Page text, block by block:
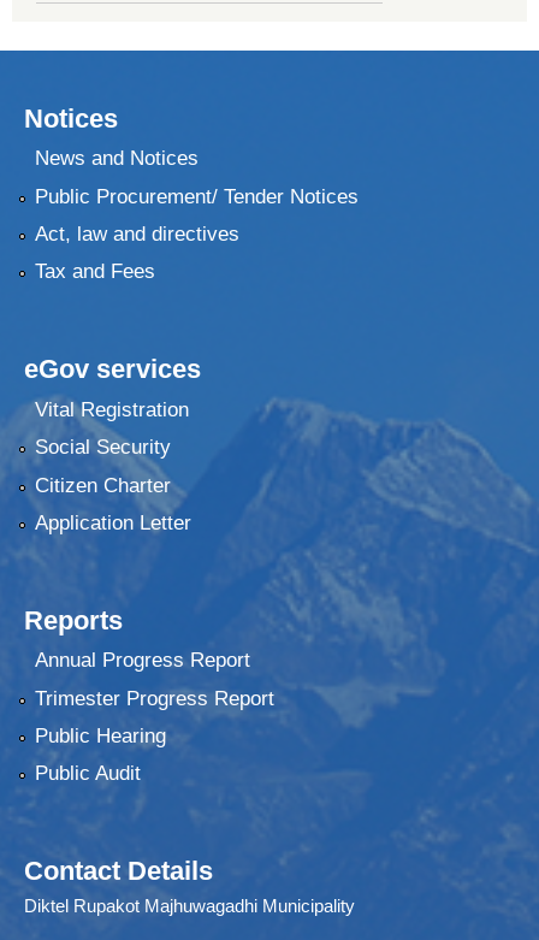
Notices
News and Notices
Public Procurement/ Tender Notices
Act, law and directives
Tax and Fees
eGov services
Vital Registration
Social Security
Citizen Charter
Application Letter
Reports
Annual Progress Report
Trimester Progress Report
Public Hearing
Public Audit
Contact Details
Diktel Rupakot Majhuwagadhi Municipality